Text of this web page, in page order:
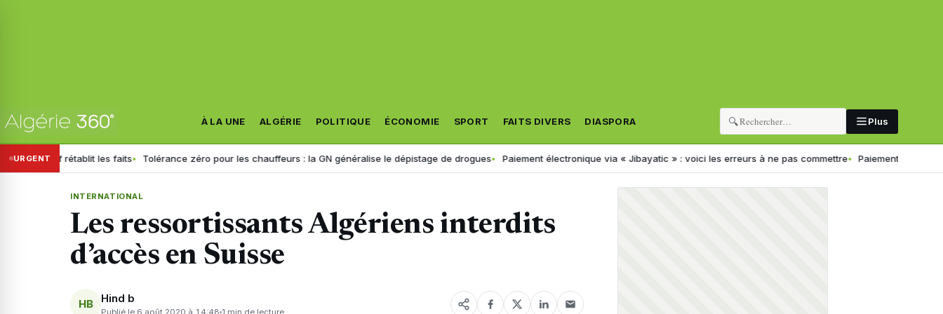
À LA UNE ALGÉRIE POLITIQUE ÉCONOMIE SPORT FAITS DIVERS DIASPORA 🔍 Plus
URGENT
rétablit les faits Tolérance zéro pour les chauffeurs : la GN généralise le dépistage de drogues Paiement électronique via « Jibayatic » : voici les erreurs à ne pas commettre Paiement électronique en
INTERNATIONAL
Les ressortissants Algériens interdits
d’accès en Suisse
HB Hind b
Publié le 6 août 2020 à 14:48 1 min de lecture